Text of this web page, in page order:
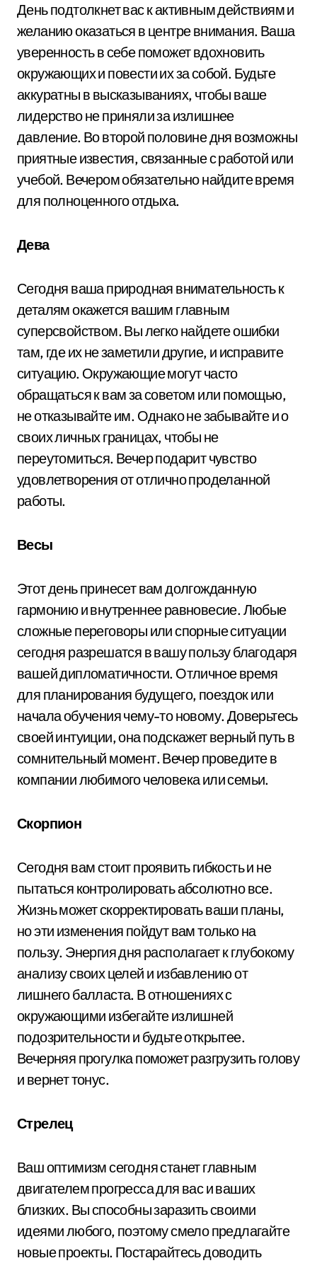
День подтолкнет вас к активным действиям и
желанию оказаться в центре внимания. Ваша
уверенность в себе поможет вдохновить
окружающих и повести их за собой. Будьте
аккуратны в высказываниях, чтобы ваше
лидерство не приняли за излишнее
давление. Во второй половине дня возможны
приятные известия, связанные с работой или
учебой. Вечером обязательно найдите время
для полноценного отдыха.
Дева
Сегодня ваша природная внимательность к
деталям окажется вашим главным
суперсвойством. Вы легко найдете ошибки
там, где их не заметили другие, и исправите
ситуацию. Окружающие могут часто
обращаться к вам за советом или помощью,
не отказывайте им. Однако не забывайте и о
своих личных границах, чтобы не
переутомиться. Вечер подарит чувство
удовлетворения от отлично проделанной
работы.
Весы
Этот день принесет вам долгожданную
гармонию и внутреннее равновесие. Любые
сложные переговоры или спорные ситуации
сегодня разрешатся в вашу пользу благодаря
вашей дипломатичности. Отличное время
для планирования будущего, поездок или
начала обучения чему-то новому. Доверьтесь
своей интуиции, она подскажет верный путь в
сомнительный момент. Вечер проведите в
компании любимого человека или семьи.
Скорпион
Сегодня вам стоит проявить гибкость и не
пытаться контролировать абсолютно все.
Жизнь может скорректировать ваши планы,
но эти изменения пойдут вам только на
пользу. Энергия дня располагает к глубокому
анализу своих целей и избавлению от
лишнего балласта. В отношениях с
окружающими избегайте излишней
подозрительности и будьте открытее.
Вечерняя прогулка поможет разгрузить голову
и вернет тонус.
Стрелец
Ваш оптимизм сегодня станет главным
двигателем прогресса для вас и ваших
близких. Вы способны заразить своими
идеями любого, поэтому смело предлагайте
новые проекты. Постарайтесь доводить